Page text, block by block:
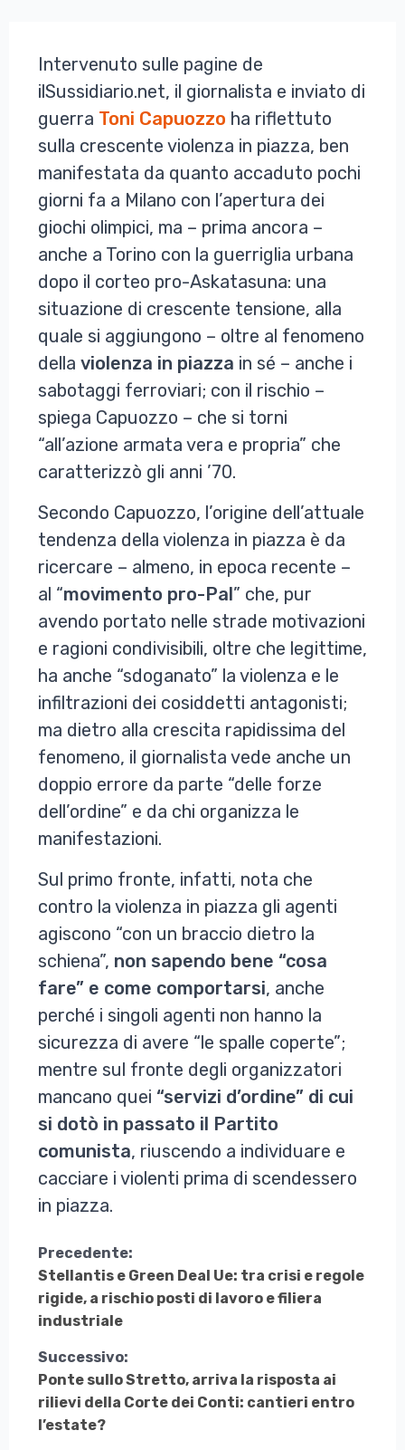
Intervenuto sulle pagine de
ilSussidiario.net, il giornalista e inviato di
guerra Toni Capuozzo ha riflettuto
sulla crescente violenza in piazza, ben
manifestata da quanto accaduto pochi
giorni fa a Milano con l’apertura dei
giochi olimpici, ma – prima ancora –
anche a Torino con la guerriglia urbana
dopo il corteo pro-Askatasuna: una
situazione di crescente tensione, alla
quale si aggiungono – oltre al fenomeno
della violenza in piazza in sé – anche i
sabotaggi ferroviari; con il rischio –
spiega Capuozzo – che si torni
“all’azione armata vera e propria” che
caratterizzò gli anni ’70.
Secondo Capuozzo, l’origine dell’attuale
tendenza della violenza in piazza è da
ricercare – almeno, in epoca recente –
al “movimento pro-Pal” che, pur
avendo portato nelle strade motivazioni
e ragioni condivisibili, oltre che legittime,
ha anche “sdoganato” la violenza e le
infiltrazioni dei cosiddetti antagonisti;
ma dietro alla crescita rapidissima del
fenomeno, il giornalista vede anche un
doppio errore da parte “delle forze
dell’ordine” e da chi organizza le
manifestazioni.
Sul primo fronte, infatti, nota che
contro la violenza in piazza gli agenti
agiscono “con un braccio dietro la
schiena”, non sapendo bene “cosa
fare” e come comportarsi, anche
perché i singoli agenti non hanno la
sicurezza di avere “le spalle coperte”;
mentre sul fronte degli organizzatori
mancano quei “servizi d’ordine” di cui
si dotò in passato il Partito
comunista, riuscendo a individuare e
cacciare i violenti prima di scendessero
in piazza.
Continua
a
Leggere
Precedente:
Stellantis e Green Deal Ue: tra crisi e regole
rigide, a rischio posti di lavoro e filiera
industriale
Successivo:
Ponte sullo Stretto, arriva la risposta ai
rilievi della Corte dei Conti: cantieri entro
l’estate?